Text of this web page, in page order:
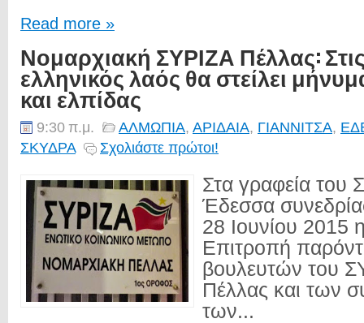
Read more »
Νομαρχιακή ΣΥΡΙΖΑ Πέλλας:
ελληνικός λαός θα στείλει
και ελπίδας
9:30 π.μ. ΑΛΜΩΠΙΑ, ΑΡΙΔΑΙΑ, ΓΙΑΝΝΙΤΣΑ,
ΣΚΥΔΡΑ
Σχολιάστε πρώτοι!
Στα γραφεία του
Έδεσσα
28 Ιουνίου 2015
Επιτροπή
βουλευτών του
Πέλλας και των
των...